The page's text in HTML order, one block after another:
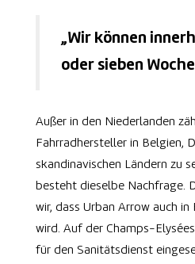
„Wir können
oder sieben
Außer in den Niederlanden
Fahrradhersteller in Belgien,
skandinavischen Ländern zu
besteht dieselbe Nachfrage.
wir, dass Urban Arrow auch
wird. Auf der Champs-
für den Sanitätsdienst